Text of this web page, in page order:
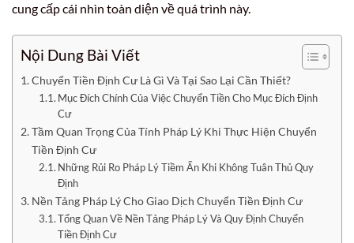
cung cấp cái nhìn toàn diện về quá trình này.
Nội Dung Bài Viết
Chuyển Tiền Định Cư Là Gì Và Tại Sao Lại Cần Thiết?
Mục Đích Chính Của Việc Chuyển Tiền Cho Mục Đích Định
Cư
Tầm Quan Trọng Của Tính Pháp Lý Khi Thực Hiện Chuyển
Tiền Định Cư
Những Rủi Ro Pháp Lý Tiềm Ẩn Khi Không Tuân Thủ Quy
Định
Nền Tảng Pháp Lý Cho Giao Dịch Chuyển Tiền Định Cư
Tổng Quan Về Nền Tảng Pháp Lý Và Quy Định Chuyển
Tiền Định Cư